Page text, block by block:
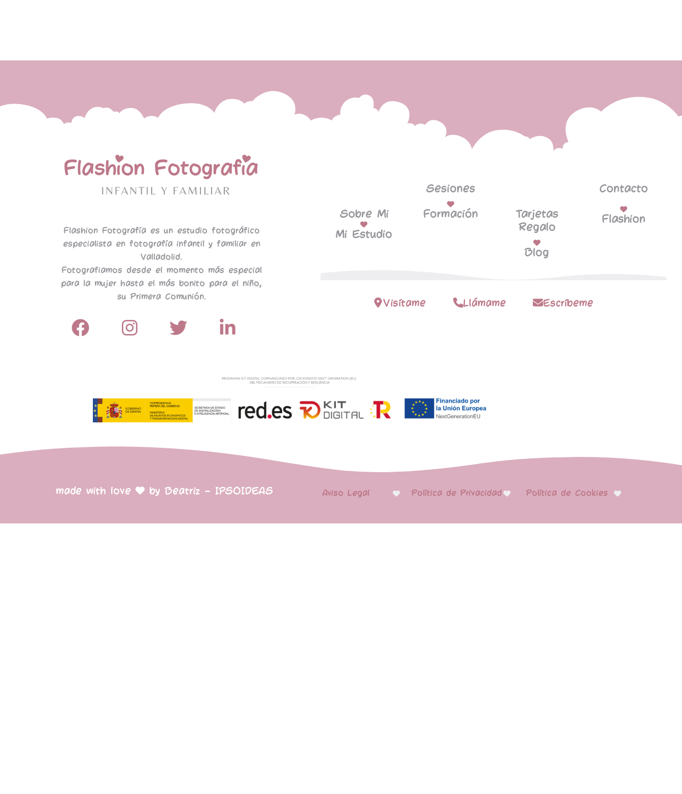
Flashion Fotografía es un estudio fotográfico
especialista en fotografía infantil y familiar en
Valladolid.
Fotografiamos desde el momento más especial
para la mujer hasta el más bonito para el niño,
su Primera Comunión.
Sobre Mi
Mi Estudio
Sesiones
Formación
Tarjetas
Regalo
Blog
Contacto
Flashion
Visítame Llámame Escríbeme
made with love by Beatriz – IPSOIDEAS Aviso Legal Política de Privacidad Política de Cookies